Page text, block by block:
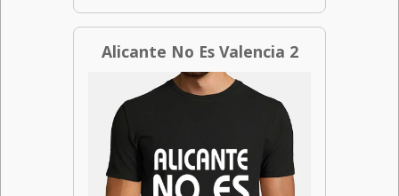
Alicante No Es Valencia 2